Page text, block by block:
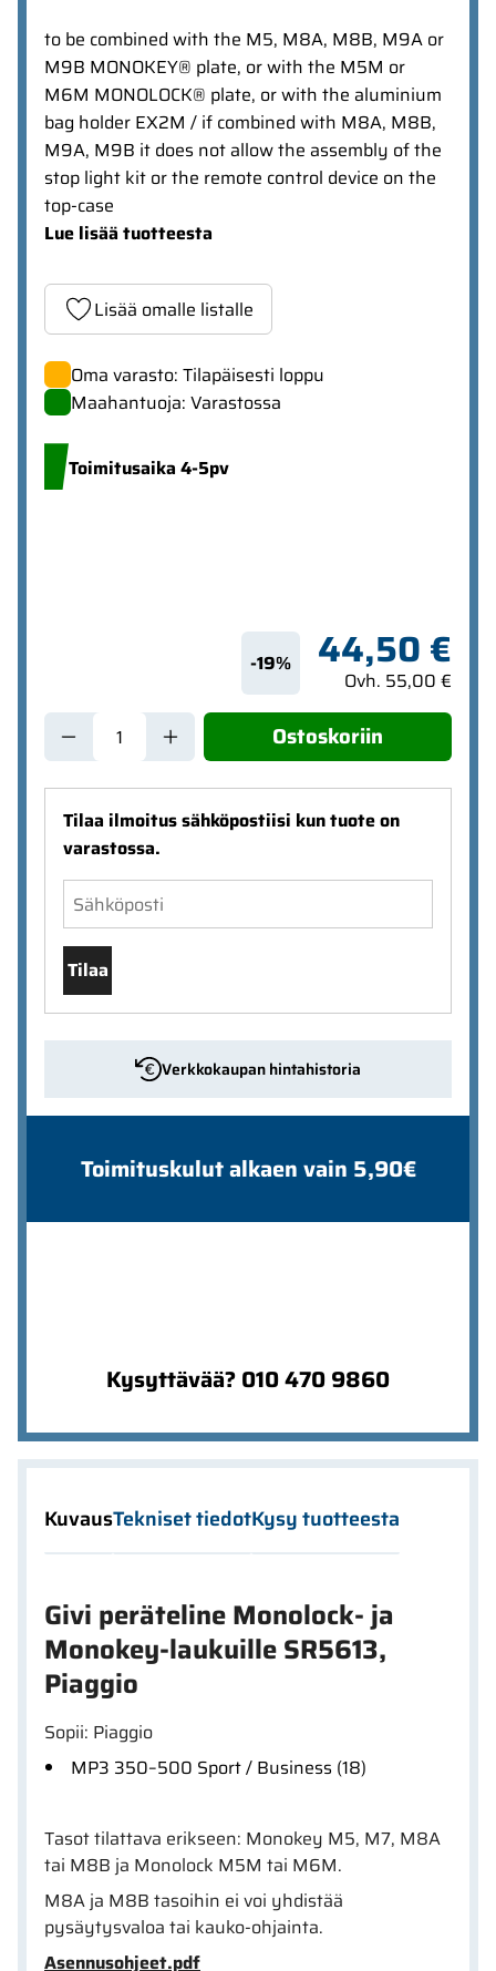
to be combined with the M5, M8A, M8B, M9A or
M9B MONOKEY® plate, or with the M5M or
M6M MONOLOCK® plate, or with the aluminium
bag holder EX2M / if combined with M8A, M8B,
M9A, M9B it does not allow the assembly of the
stop light kit or the remote control device on the
top-case
Lue lisää tuotteesta
Lisää omalle listalle
Oma varasto: Tilapäisesti loppu
Maahantuoja: Varastossa
Toimitusaika 4-5pv
-19% 44,50 €
Ovh. 55,00 €
Ostoskoriin
Tilaa ilmoitus sähköpostiisi kun tuote on
varastossa.
Tilaa
Verkkokaupan hintahistoria
Toimituskulut alkaen vain 5,90€
Kysyttävää? 010 470 9860
KuvausTekniset tiedotKysy tuotteesta
Givi peräteline Monolock- ja
Monokey-laukuille SR5613,
Piaggio
Sopii: Piaggio
MP3 350–500 Sport / Business (18)
Tasot tilattava erikseen: Monokey M5, M7, M8A
tai M8B ja Monolock M5M tai M6M.
M8A ja M8B tasoihin ei voi yhdistää
pysäytysvaloa tai kauko-ohjainta.
Asennusohjeet.pdf